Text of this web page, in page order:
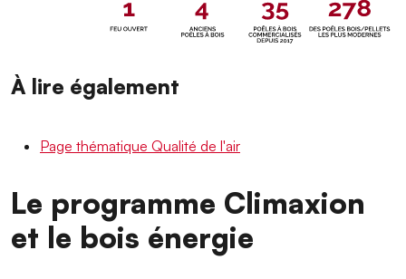
À lire également
Page thématique Qualité de l'air
Le programme Climaxion
et le bois énergie